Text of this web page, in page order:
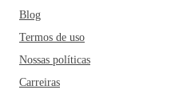
Blog
Termos de uso
Nossas políticas
Carreiras